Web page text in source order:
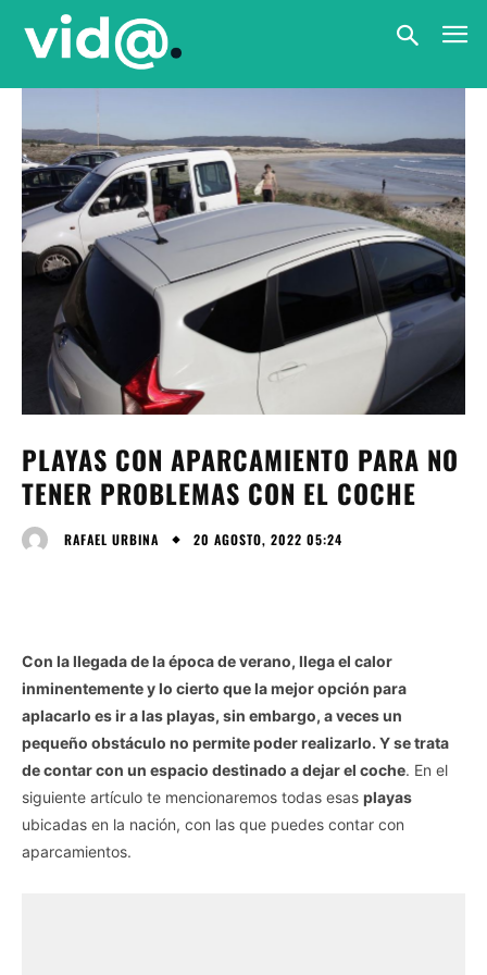
PLAYAS CON APARCAMIENTO PARA NO
TENER PROBLEMAS CON EL COCHE
RAFAEL URBINA 20 AGOSTO, 2022 05:24
Con la llegada de la época de verano, llega el calor
inminentemente y lo cierto que la mejor opción para
aplacarlo es ir a las playas, sin embargo, a veces un
pequeño obstáculo no permite poder realizarlo. Y se trata
de contar con un espacio destinado a dejar el coche. En el
siguiente artículo te mencionaremos todas esas playas
ubicadas en la nación, con las que puedes contar con
aparcamientos.